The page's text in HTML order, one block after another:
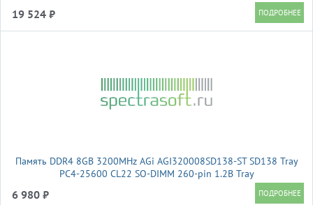
19 524 ₽
Память DDR4 8GB 3200MHz AGi AGI320008SD138-ST SD138 Tray
PC4-25600 CL22 SO-DIMM 260-pin 1.2В Tray
6 980 ₽